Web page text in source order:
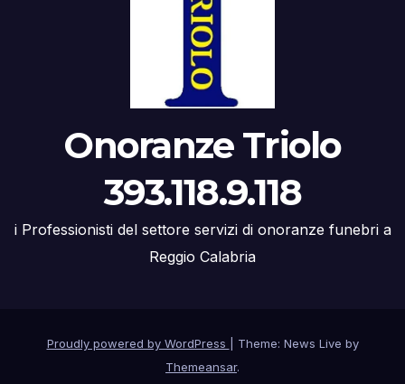
Onoranze Triolo
393.118.9.118
i Professionisti del settore servizi di onoranze funebri a
Reggio Calabria
Proudly powered by WordPress
Theme: News Live by
Themeansar.